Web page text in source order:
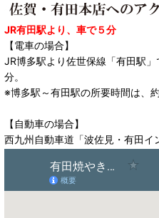
JR有田駅より、車で５分
【電車の場合】
JR博多駅より佐世保線「有田駅
分。
※博多駅～有田駅の所要時間は、
【自動車の場合】
西九州自動車道「波佐見・有田イ